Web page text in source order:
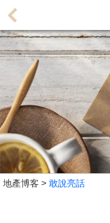
理
主
搵
樓/
成
交
業
主
地產博客 > 敢說亮話